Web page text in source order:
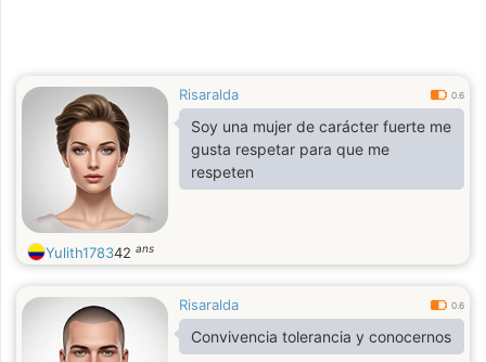
Risaralda 0.6
Soy una mujer de carácter fuerte me
gusta respetar para que me
respeten
Yulith178342 ans
Risaralda 0.6
Convivencia tolerancia y conocernos